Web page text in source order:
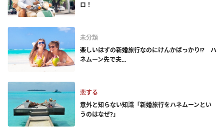
ロ！
未分類
楽しいはずの新婚旅行なのにけんかばっかり!? ハ
ネムーン先で夫...
恋する
意外と知らない知識「新婚旅行をハネムーンとい
うのはなぜ?」